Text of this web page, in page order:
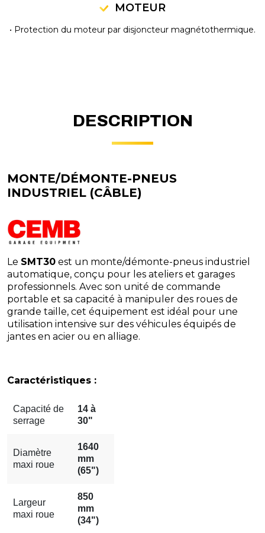
MOTEUR
• Protection du moteur par disjoncteur magnétothermique.
DESCRIPTION
MONTE/DÉMONTE-PNEUS
INDUSTRIEL (CÂBLE)
Le SMT30 est un monte/démonte-pneus industriel
automatique, conçu pour les ateliers et garages
professionnels. Avec son unité de commande
portable et sa capacité à manipuler des roues de
grande taille, cet équipement est idéal pour une
utilisation intensive sur des véhicules équipés de
jantes en acier ou en alliage.
Caractéristiques :
Capacité de
serrage
14 à
30"
Diamètre
maxi roue
1640
mm
(65")
Largeur
maxi roue
850
mm
(34")